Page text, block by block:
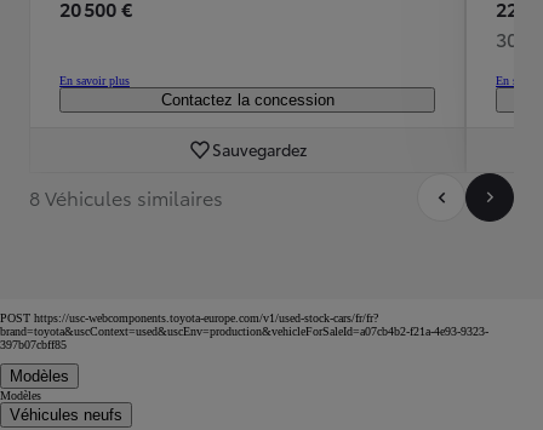
20 500 €
En savoir plus
Contactez la concession
Sauvegardez
22
303
En
8 Véhicules similaires
POST https://usc-webcomponents.toyota-europe.com/v1/used-stock-cars/fr/fr?
brand=toyota&uscContext=used&uscEnv=production&vehicleForSaleId=a07cb4b2-f21a-4e93-9323-
397b07cbff85
Modèles
Modèles
Véhicules neufs